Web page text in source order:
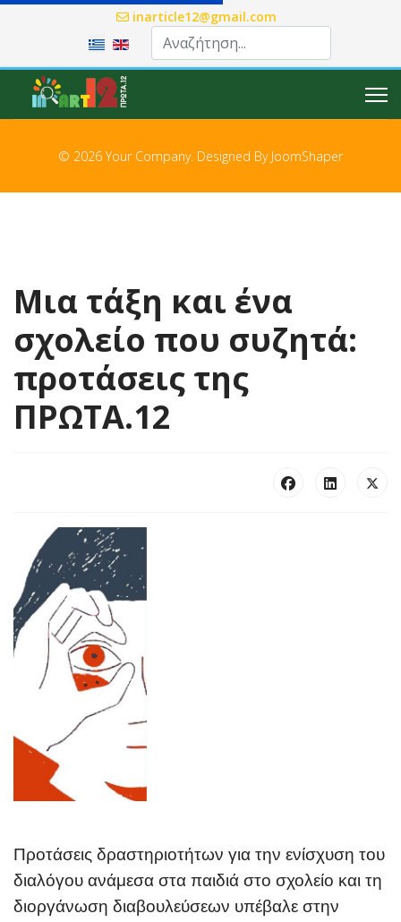
inarticle12@gmail.com
Επιλέξτε τη γλώσσα σας
© 2026 Your Company. Designed By JoomShaper
Μια τάξη και ένα
σχολείο που συζητά:
προτάσεις της
ΠΡΩΤΑ.12
Προτάσεις δραστηριοτήτων για την ενίσχυση του
διαλόγου ανάμεσα στα παιδιά στο σχολείο και τη
διοργάνωση διαβουλεύσεων υπέβαλε στην